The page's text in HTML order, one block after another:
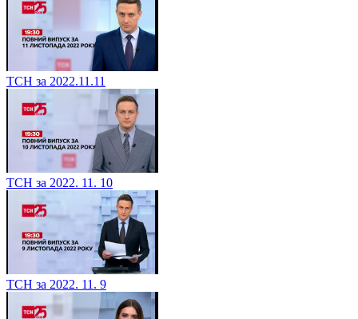
ТСН за 2022.11.11
ТСН за 2022. 11. 10
ТСН за 2022. 11. 9